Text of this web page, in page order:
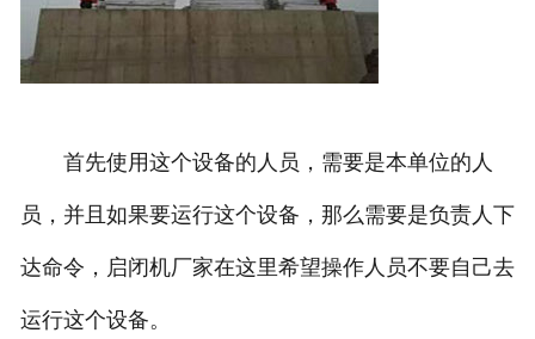
首先使用这个设备的人员，需要是本单位的人
员，并且如果要运行这个设备，那么需要是负责人下
达命令，启闭机厂家在这里希望操作人员不要自己去
运行这个设备。